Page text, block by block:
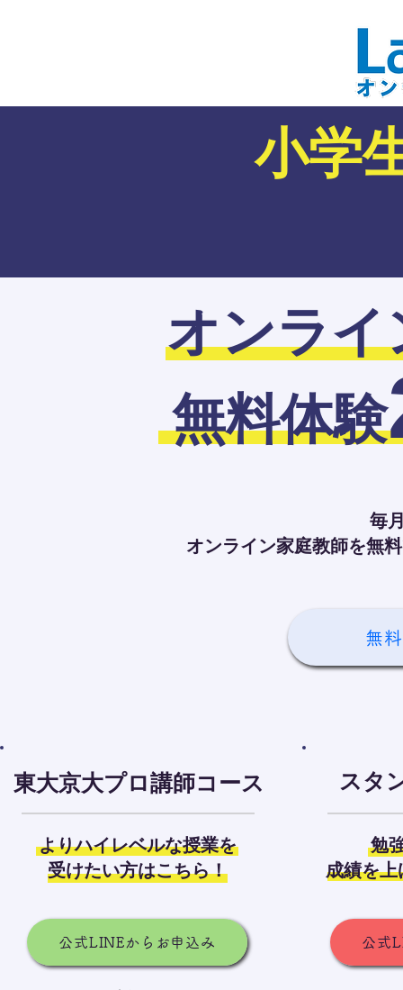
小学
オンライ
無料体験
毎
オンライン家庭教師を無
無
東大京大プロ講師コース
よりハイレベルな授業を
受けたい方はこちら！
公式LINEからお申込み
スタ
勉
成績を
公式